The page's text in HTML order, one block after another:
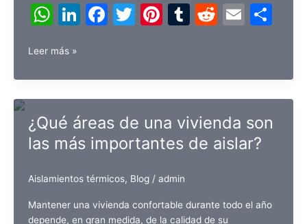
W
at
s
A
p
p
Li
e
dI
n
F
e
b
o
o
k
T
er
Pi
e
st
T
bl
r
R
di
t
E
l
C
p
ar
tir
¿Puedo
el
mismo
o
un
profesional?
Leer más »
¿Qué áreas de una vivienda son
las más importantes de aislar?
Aislamientos térmicos, Blog/ admin
Mantener una vivienda confortable durante todo el año
depende, en gran medida, de la calidad de su